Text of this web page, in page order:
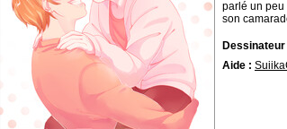
parlé un peu
son
Dessinateur
Aide :